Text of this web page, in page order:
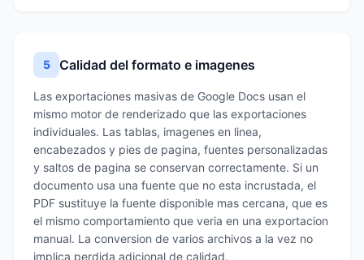
5 Calidad del formato e imagenes
Las exportaciones masivas de Google Docs usan el
mismo motor de renderizado que las exportaciones
individuales. Las tablas, imagenes en linea,
encabezados y pies de pagina, fuentes personalizadas
y saltos de pagina se conservan correctamente. Si un
documento usa una fuente que no esta incrustada, el
PDF sustituye la fuente disponible mas cercana, que es
el mismo comportamiento que veria en una exportacion
manual. La conversion de varios archivos a la vez no
implica perdida adicional de calidad.